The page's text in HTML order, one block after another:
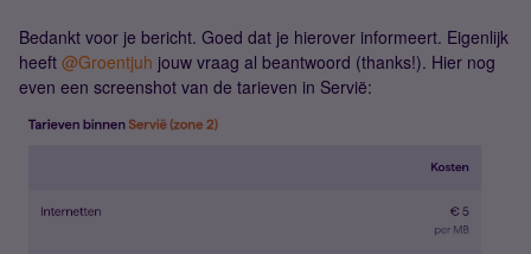
Bedankt voor je bericht. Goed dat je hierover informeert. Eigenlijk
heeft @Groentjuh jouw vraag al beantwoord (thanks!). Hier nog
even een screenshot van de tarieven in Servië: